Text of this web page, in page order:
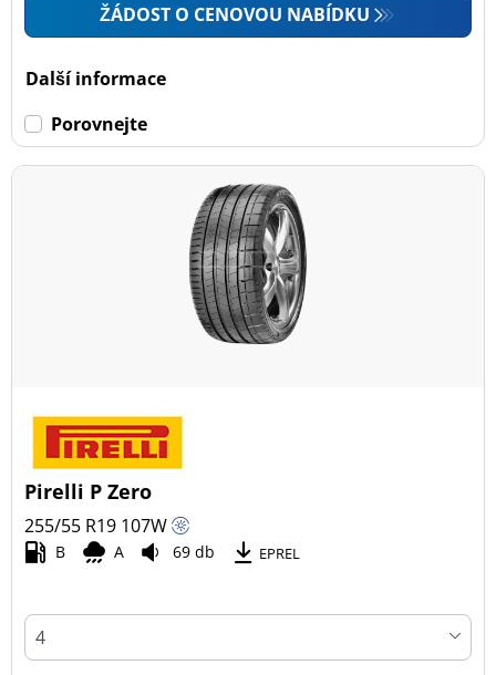
ŽÁDOST O CENOVOU NABÍDKU
Další informace
Porovnejte
Pirelli P Zero
255/55 R19 107W
B A 69 db EPREL